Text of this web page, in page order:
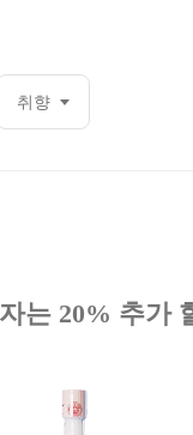
취향
는 20% 추가